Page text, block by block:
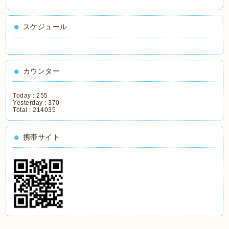
スケジュール
カウンター
Today :255
Yesterday :370
Total :214035
携帯サイト